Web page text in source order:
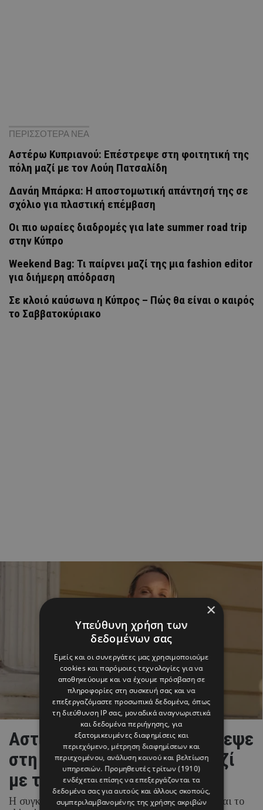
ΠΕΡΙΣΣΟΤΕΡΑ ΝΕΑ
Αστέρω Κυπριανού: Επέστρεψε στη φοιτητική της
πόλη μαζί με τον Λούη Πατσαλίδη
Δανάη Μπάρκα: Η αποστομωτική απάντησή της σε
σχόλιο για πλαστική επέμβαση
Οι πιο ωραίες διαδρομές για late summer road trip
στην Κύπρο
Weekend Bag: Τι παίρνει μαζί της μια fashion editor
για διήμερη απόδραση
Σε κλοιό καύσωνα η Κύπρος – Πώς θα είναι ο καιρός
το Σαββατοκύριακο
Αστέρω Κυπριανού: Επέστρεψε
στη φοιτητική της πόλη μαζί
με τον Λούη Πατσαλίδη
Η συγκινητική ανάρτηση από τη Θεσσαλονίκη και το
×
Υπεύθυνη χρήση των
δεδομένων σας
Εμείς και οι συνεργάτες μας χρησιμοποιούμε
cookies και παρόμοιες τεχνολογίες για να
αποθηκεύουμε και να έχουμε πρόσβαση σε
πληροφορίες στη συσκευή σας και να
επεξεργαζόμαστε προσωπικά δεδομένα, όπως
τη διεύθυνση IP σας, μοναδικά αναγνωριστικά
και δεδομένα περιήγησης, για
εξατομικευμένες διαφημίσεις και
περιεχόμενο, μέτρηση διαφημίσεων και
περιεχομένου, ανάλυση κοινού και βελτίωση
υπηρεσιών. Προμηθευτές τρίτων (1910)
ενδέχεται επίσης να επεξεργάζονται τα
δεδομένα σας για αυτούς και άλλους σκοπούς,
συμπεριλαμβανομένης της χρήσης ακριβών